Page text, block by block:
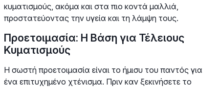
κυματισμούς, ακόμα και στα πιο κοντά μαλλιά,
προστατεύοντας την υγεία και τη λάμψη τους.
Προετοιμασία: Η Βάση για Τέλειους
Κυματισμούς
Η σωστή προετοιμασία είναι το ήμισυ του παντός για
ένα επιτυχημένο χτένισμα. Πριν καν ξεκινήσετε το